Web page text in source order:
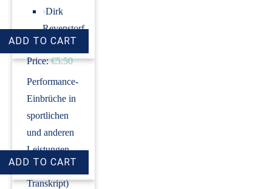
›Dirk
Revenstorf
Price: €5.50
Performance-
Einbrüche in
sportlichen
und anderen
Leistungen
(Audio +
Transkript)